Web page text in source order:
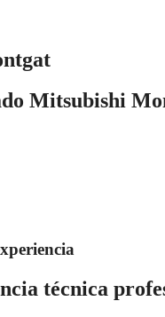
Mitsubishi
técnica